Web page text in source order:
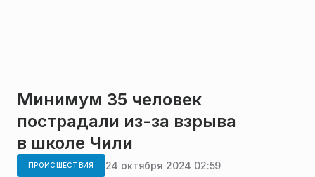
Минимум 35 человек
пострадали из-за взрыва
в школе Чили
ПРОИСШЕСТВИЯ 24 октября 2024 02:59